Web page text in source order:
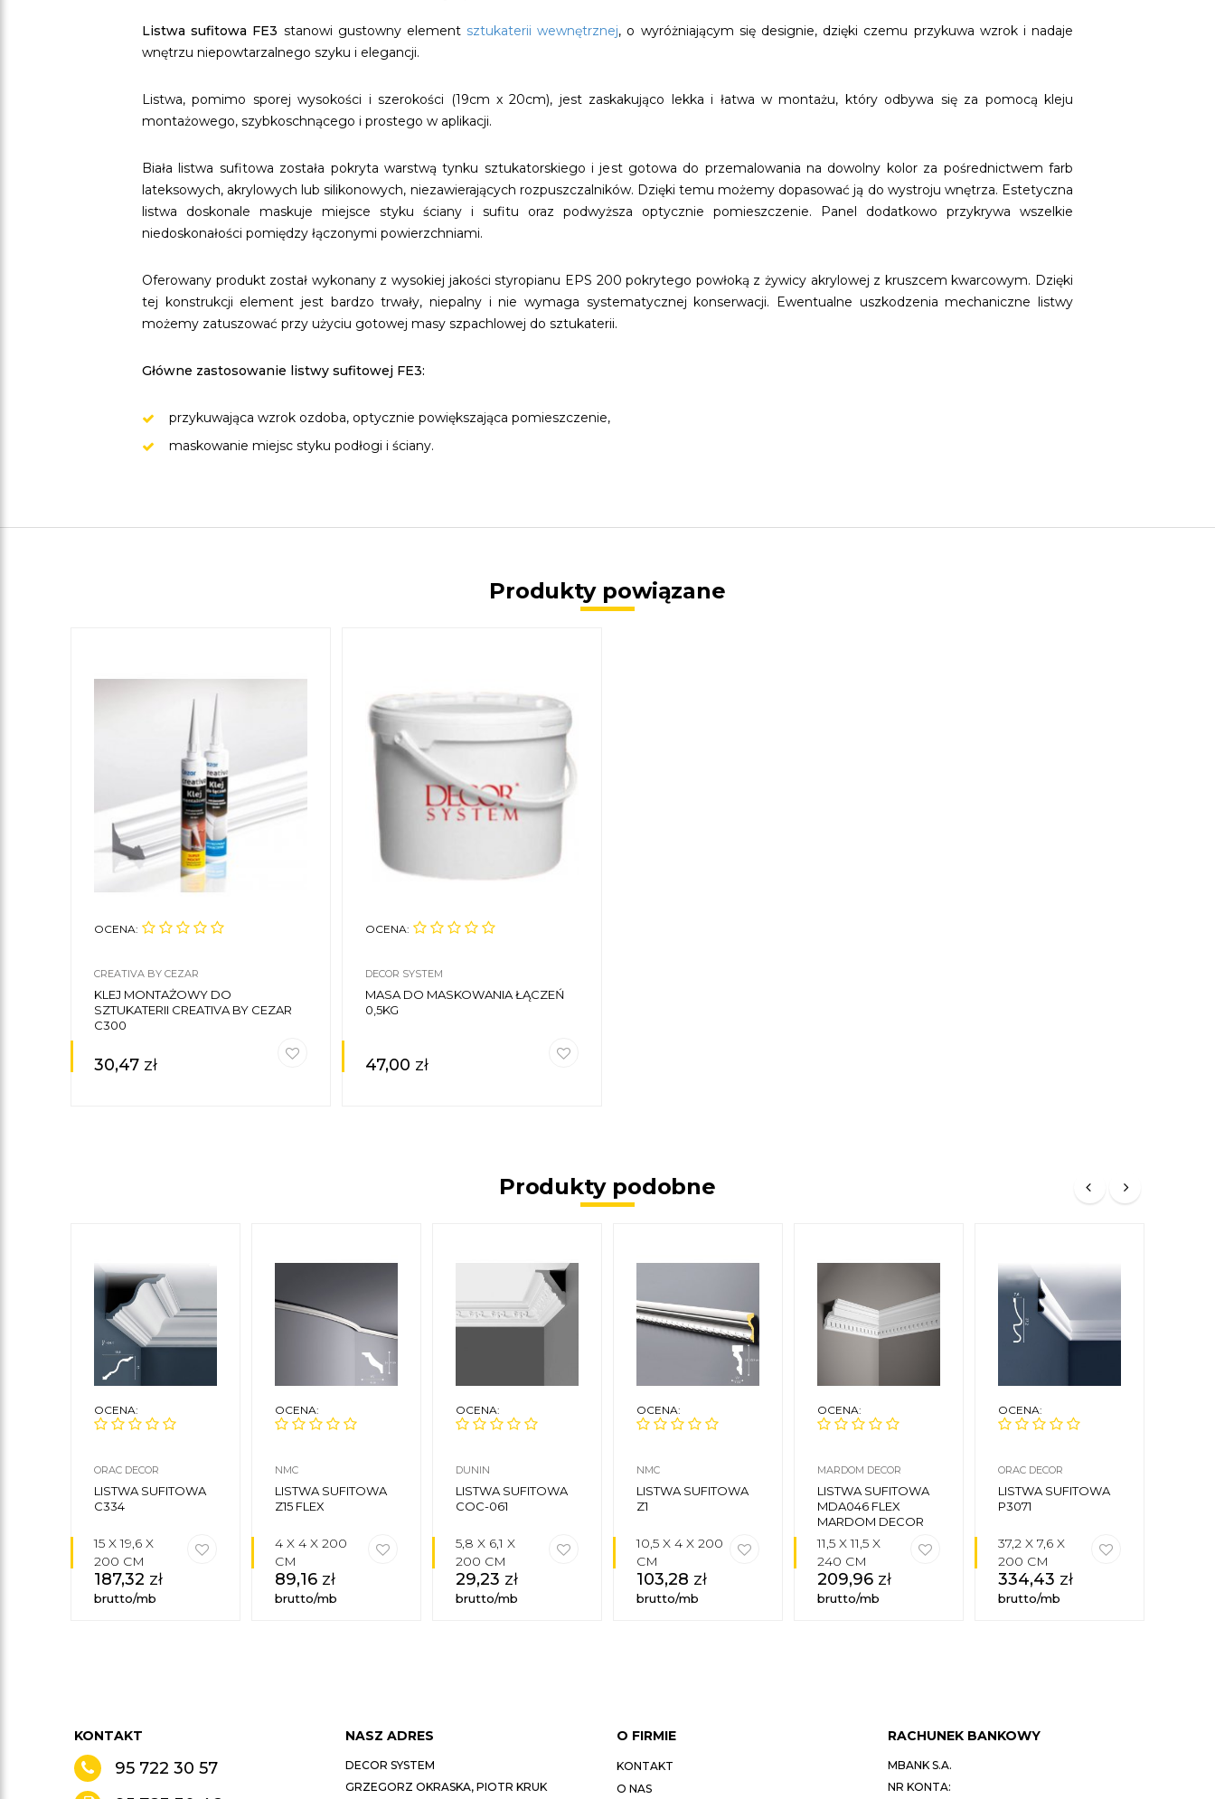
Listwa sufitowa FE3 stanowi gustowny element sztukaterii wewnętrznej, o wyróżniającym się designie, dzięki czemu przykuwa wzrok i nadaje
wnętrzu niepowtarzalnego szyku i elegancji.
Listwa, pomimo sporej wysokości i szerokości (19cm x 20cm), jest zaskakująco lekka i łatwa w montażu, który odbywa się za pomocą kleju
montażowego, szybkoschnącego i prostego w aplikacji.
Biała listwa sufitowa została pokryta warstwą tynku sztukatorskiego i jest gotowa do przemalowania na dowolny kolor za pośrednictwem farb
lateksowych, akrylowych lub silikonowych, niezawierających rozpuszczalników. Dzięki temu możemy dopasować ją do wystroju wnętrza. Estetyczna
listwa doskonale maskuje miejsce styku ściany i sufitu oraz podwyższa optycznie pomieszczenie. Panel dodatkowo przykrywa wszelkie
niedoskonałości pomiędzy łączonymi powierzchniami.
Oferowany produkt został wykonany z wysokiej jakości styropianu EPS 200 pokrytego powłoką z żywicy akrylowej z kruszcem kwarcowym. Dzięki
tej konstrukcji element jest bardzo trwały, niepalny i nie wymaga systematycznej konserwacji. Ewentualne uszkodzenia mechaniczne listwy
możemy zatuszować przy użyciu gotowej masy szpachlowej do sztukaterii.
Główne zastosowanie listwy sufitowej FE3:
przykuwająca wzrok ozdoba, optycznie powiększająca pomieszczenie,
maskowanie miejsc styku podłogi i ściany.
Produkty powiązane
OCENA:
CREATIVA BY CEZAR
KLEJ MONTAŻOWY DO
SZTUKATERII CREATIVA BY CEZAR
C300
30,47 zł
OCENA:
DECOR SYSTEM
MASA DO MASKOWANIA ŁĄCZEŃ
0,5KG
47,00 zł
Produkty podobne
OCENA:
ORAC DECOR
LISTWA SUFITOWA
C334
15 X 19,6 X
200 CM
187,32 zł
brutto/mb
OCENA:
NMC
LISTWA SUFITOWA
Z15 FLEX
4 X 4 X 200
CM
89,16 zł
brutto/mb
OCENA:
DUNIN
LISTWA SUFITOWA
COC-061
5,8 X 6,1 X
200 CM
29,23 zł
brutto/mb
OCENA:
NMC
LISTWA SUFITOWA
Z1
10,5 X 4 X 200
CM
103,28 zł
brutto/mb
OCENA:
MARDOM DECOR
LISTWA SUFITOWA
MDA046 FLEX
MARDOM DECOR
11,5 X 11,5 X
240 CM
209,96 zł
brutto/mb
OCENA:
ORAC DECOR
LISTWA SUFITOWA
P3071
37,2 X 7,6 X
200 CM
334,43 zł
brutto/mb
KONTAKT
95 722 30 57
NASZ ADRES
DECOR SYSTEM
GRZEGORZ OKRASKA, PIOTR KRUK
O FIRMIE
KONTAKT
O NAS
RACHUNEK BANKOWY
MBANK S.A.
NR KONTA: